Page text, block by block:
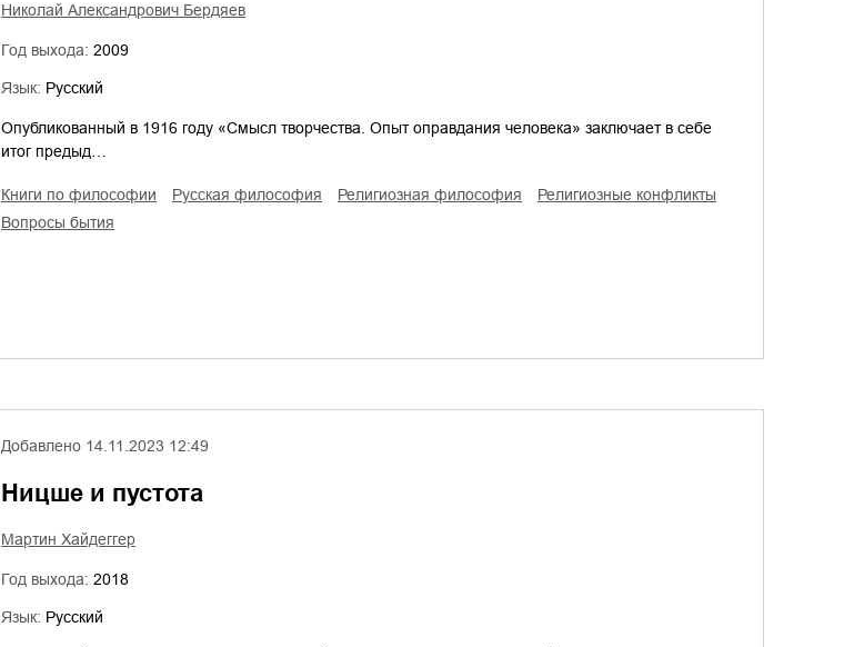
Николай Александрович Бердяев
Год выхода: 2009
Язык: Русский
Опубликованный в 1916 году «Смысл творчества. Опыт оправдания человека» заключает в себе
итог предыд…
книги по философии русская философия религиозная философия
религиозные конфликты
вопросы бытия
Добавлено 14.11.2023 12:49
Ницше и пустота
Мартин Хайдеггер
Год выхода: 2018
Язык: Русский